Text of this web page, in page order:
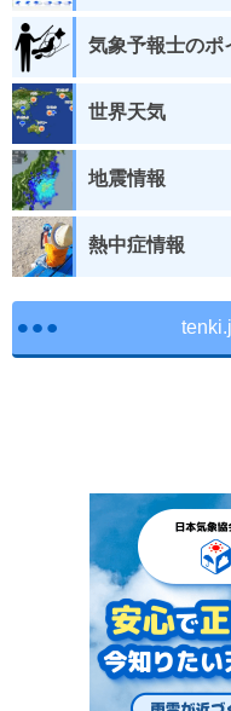
気象予報士のポ
世界天気
地震情報
熱中症情報